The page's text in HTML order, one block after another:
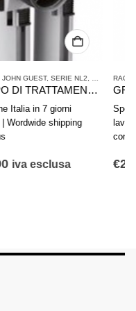
ARIA COMPRESSA
JOHN GUEST, SERIE NL2 ,
GRUPPO DI TRATTAMENTO ARIA IN 2 PARTI AVENTICS SERIE NL4-ACD 0821300501
Italia in 7 giorni
| Wordwide shipping
us
iva esclusa